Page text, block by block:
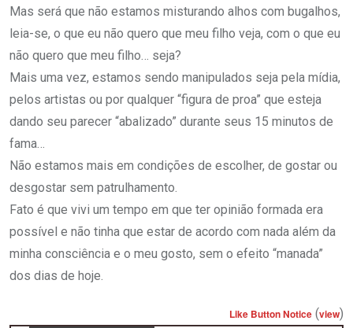
Mas será que não estamos misturando alhos com bugalhos,
leia-se, o que eu não quero que meu filho veja, com o que eu
não quero que meu filho… seja?
Mais uma vez, estamos sendo manipulados seja pela mídia,
pelos artistas ou por qualquer “figura de proa” que esteja
dando seu parecer “abalizado” durante seus 15 minutos de
fama…
Não estamos mais em condições de escolher, de gostar ou
desgostar sem patrulhamento.
Fato é que vivi um tempo em que ter opinião formada era
possível e não tinha que estar de acordo com nada além da
minha consciência e o meu gosto, sem o efeito “manada”
dos dias de hoje.
Like Button Notice (view)